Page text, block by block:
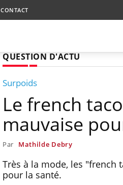
CONTACT
QUESTION D'ACTU
Surpoids
Le french
mauvaise
Par Mathilde Debry
Très à la mode, les "french
pour la santé.